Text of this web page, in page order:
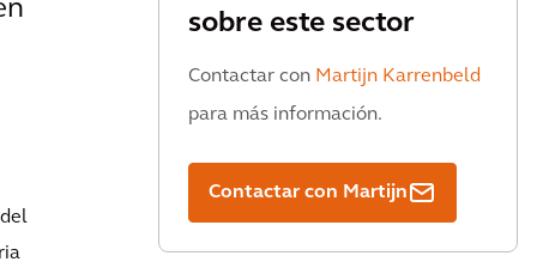
sobre este sector
Contactar con Martijn Karrenbeld
para más información.
Contactar con Martijn